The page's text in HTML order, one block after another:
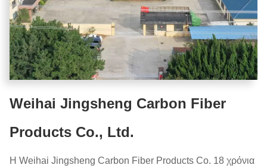
Weihai Jingsheng Carbon Fiber
Products Co., Ltd.
Η Weihai Jingsheng Carbon Fiber Products Co. 18 χρόνια